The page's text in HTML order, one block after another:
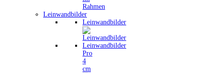
Leinwandbilder
Leinwandbilder
Leinwandbilder
Pro
4
cm